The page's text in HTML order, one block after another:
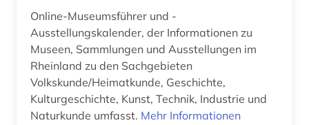
gewerbe (1)
gibraltar (1)
gießen (1)
gießerei (1)
Online-Museumsführer und -
Ausstellungskalender, der Informationen zu
Museen, Sammlungen und Ausstellungen im
Rheinland zu den Sachgebieten
Volkskunde/Heimatkunde, Geschichte,
Kulturgeschichte, Kunst, Technik, Industrie und
Naturkunde umfasst. Mehr Informationen